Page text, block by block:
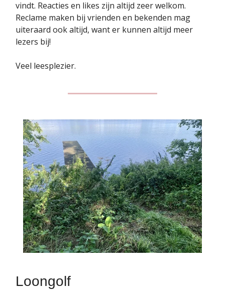
vindt. Reacties en likes zijn altijd zeer welkom.
Reclame maken bij vrienden en bekenden mag
uiteraard ook altijd, want er kunnen altijd meer
lezers bij!
Veel leesplezier.
Loongolf